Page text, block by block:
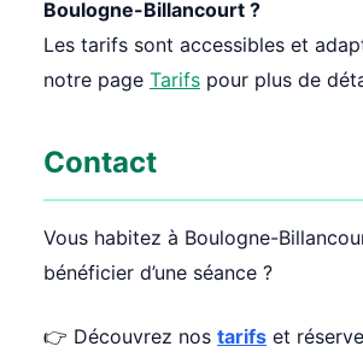
Boulogne-Billancourt ?
Les tarifs sont accessibles et
notre page Tarifs pour plus de
Contact
Vous habitez à Boulogne-
bénéficier d’une séance ?
👉 Découvrez nos tarifs et